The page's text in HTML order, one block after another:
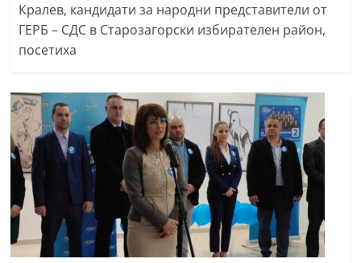
Кралев, кандидати за народни представители от
ГЕРБ – СДС в Старозагорски избирателен район,
посетиха